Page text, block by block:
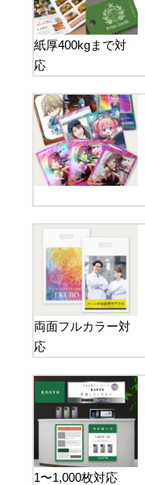
紙厚400kgまで対
応
両面フルカラー対
応
1〜1,000枚対応